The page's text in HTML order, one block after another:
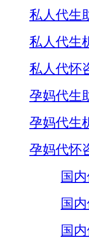
私人代生
私人代生
私人代怀
孕妈代生
孕妈代生
孕妈代怀
国
国
国